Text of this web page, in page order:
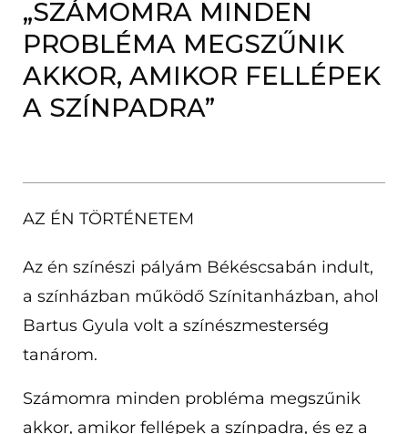
„SZÁMOMRA MINDEN
PROBLÉMA MEGSZŰNIK
AKKOR, AMIKOR FELLÉPEK
A SZÍNPADRA”
AZ ÉN TÖRTÉNETEM
Az én színészi pályám Békéscsabán indult,
a színházban működő Színitanházban, ahol
Bartus Gyula volt a színészmesterség
tanárom.
Számomra minden probléma megszűnik
akkor, amikor fellépek a színpadra, és ez a